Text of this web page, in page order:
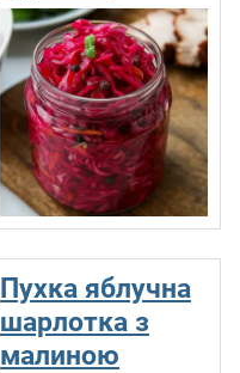
Пухка яблучна
шарлотка з
малиною